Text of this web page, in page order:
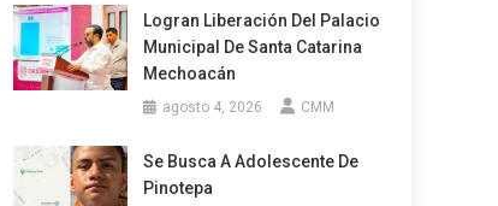
Logran Liberación Del Palacio
Municipal De Santa Catarina
Mechoacán
agosto 4, 2026 CMM
Se Busca A Adolescente De
Pinotepa